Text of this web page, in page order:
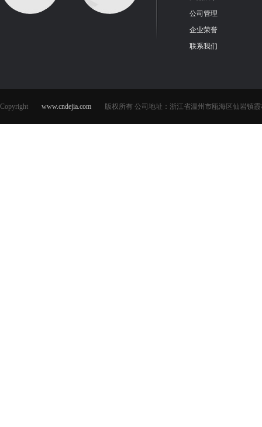
公司管理
企业荣誉
联系我们
Copyright www.cndejia.com 版权所有 公司地址：浙江省温州市瓯海区仙岩镇